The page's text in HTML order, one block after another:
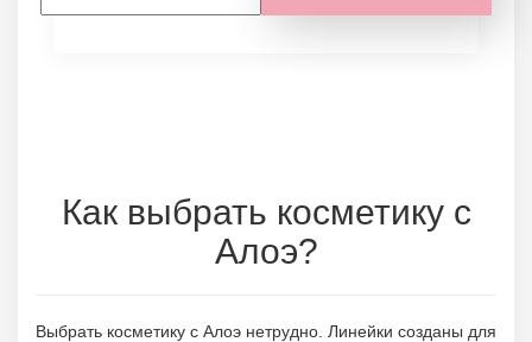
Как выбрать косметику с
Алоэ?
Выбрать косметику с Алоэ нетрудно. Линейки созданы для